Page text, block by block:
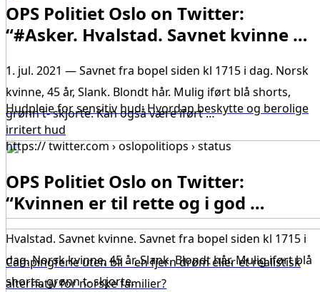
Hudpleie for sensitiv hud: Hvordan beskytte og berolige
irritert hud
Campingferie uten bil – en fjern drøm eller et realistisk
alternativ for norske familier?
OPS Politiet Oslo on Twitter:
“#Asker. Hvalstad. Savnet kvinne …
1. jul. 2021 — Savnet fra bopel siden kl 1715 i dag. Norsk
kvinne, 45 år, Slank. Blondt hår. Mulig iført blå shorts,
grønn t- skjorte. Kan også være iført …
https:// twitter.com › oslopolitiops › status
OPS Politiet Oslo on Twitter:
“Kvinnen er til rette og i god …
Hvalstad. Savnet kvinne. Savnet fra bopel siden kl 1715 i
dag. Norsk kvinne, 45 år, Slank. Blondt hår. Mulig iført blå
shorts, grønn t- skjorte.